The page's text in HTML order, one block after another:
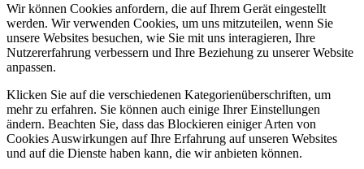
Wir können Cookies anfordern, die auf Ihrem Gerät eingestellt
werden. Wir verwenden Cookies, um uns mitzuteilen, wenn Sie
unsere Websites besuchen, wie Sie mit uns interagieren, Ihre
Nutzererfahrung verbessern und Ihre Beziehung zu unserer Website
anpassen.
Klicken Sie auf die verschiedenen Kategorienüberschriften, um
mehr zu erfahren. Sie können auch einige Ihrer Einstellungen
ändern. Beachten Sie, dass das Blockieren einiger Arten von
Cookies Auswirkungen auf Ihre Erfahrung auf unseren Websites
und auf die Dienste haben kann, die wir anbieten können.